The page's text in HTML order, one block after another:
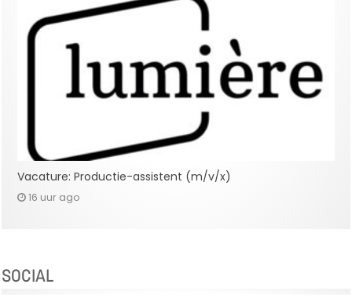
Vacature: Productie-assistent (m/v/x)
16 uur ago
SOCIAL